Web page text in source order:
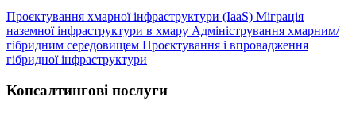
Проєктування хмарної інфраструктури (IaaS) Міграція
наземної інфраструктури в хмару Адміністрування хмарним/
гібридним середовищем Проєктування і впровадження
гібридної інфраструктури
Консалтингові послуги